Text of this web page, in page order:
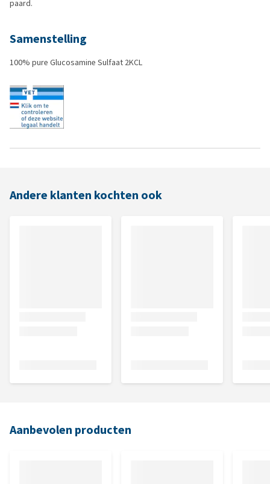
paard.
Samenstelling
100% pure Glucosamine Sulfaat 2KCL
Andere klanten kochten ook
Aanbevolen producten